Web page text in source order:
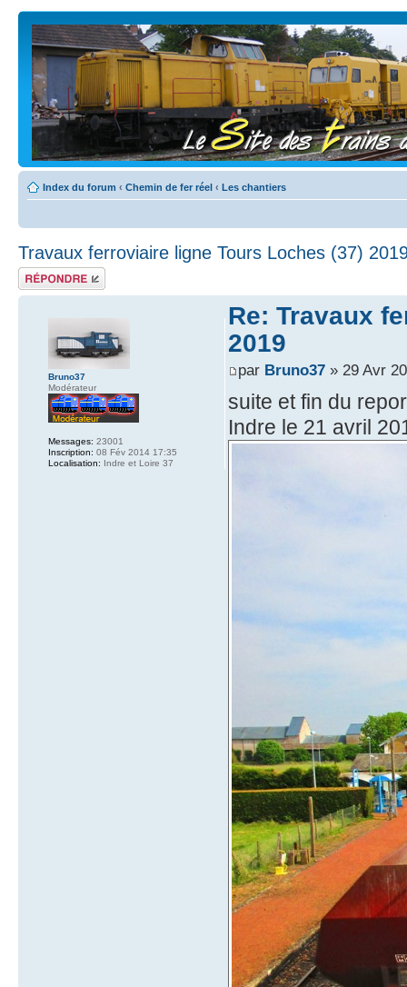
Index du forum ‹ Chemin de fer réel ‹ Les chantiers
Travaux ferroviaire ligne Tours Loches (37)
Répondre
Re: Travaux
2019
par Bruno37» 29 Avr
suite et fin du
Indre le 21 avril
Bruno37
Modérateur
Messages: 23001
Inscription: 08 Fév 2014 17:35
Localisation: Indre et Loire 37